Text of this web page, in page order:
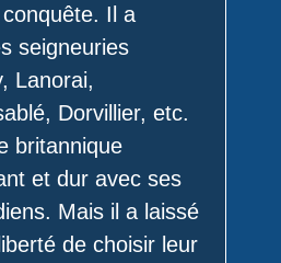
Il a
seigneuries
Lanorai,
Dorvillier, etc.
britannique
et dur avec ses
Mais il a laissé
de choisir leur